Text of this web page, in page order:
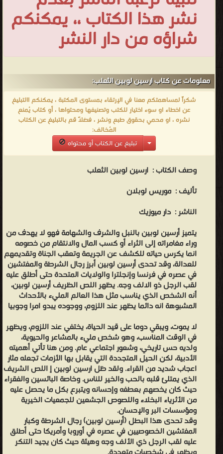
نشر هذا الكتاب ،، يمكنكم
شراؤه من دار النشر
معلومات عن كتاب ارسين لوبين الثعلب:
شكراً لمساهمتكم معنا في الإرتقاء بمستوى المكتبة ، يمكنكم االتبليغ
عن اخطاء او سوء اختيار للكتب وتصنيفها ومحتواها ، أو كتاب يُمنع
نشره ، او محمي بحقوق طبع ونشر ، فضلاً قم بالتبليغ عن الكتاب
المُخالف:
تبليغ عن الكتاب أو محتواه
وصف الكتاب : ارسين لوبين الثعلب
تأليف : موريس لوبلان
الناشر : دار ميوزيك
يتميز أرسين لوبين بالنبل والشرف والشهامة فهو لا يهدف من
وراء مغامراته إلى الثراء أو كسب المال والانتقام من خصومه
انما يكرس حياته للكشف عن الجريمة وتعقب الجناة وتقديمهم
للعدالة، وقد تحدى أرسين لوبين أبرز رجال الشرطة والمفتشين
في عصره في فرنسا وإنجلترا والولايات المتحدة حتى أطلق عليه
لقب الرجل ذو الالف وجه. يظهر اللص الظريف أرسين لوبين،
أنه الشخص الذي يناسب مثل هذا العالم المليء بالأحداث
المشبوهة انه دائما يظهر عند اللزوم، ووجوده يبدو امرا وجوبيا
لا يموت، ويبقي دوما على قيد الحياة، يختفي عند اللزوم، ويظهر
في الوقت المناسب، وهو شخص مليء بالمشاعر والحيوية،
ولديه حس تاريخي، وشعور اجتماعي عام. ومن هنا تأتي أهميته
الأدبية، لكن الحيل المتجددة التي يقابل بها الأزمات تجعله مثار
اعجاب شديد من القراء. ولقد ظل ارسين لوبين إ اللص الشريف
الذي يمتلئ قلبه بالحب والخير للناس. وخاصة البائسين والفقراء
حيث كان يخصهم بعطفه وإحسانه ويتبرع بكل ما يحصل عليه
من الأثرياء البخلاء واللصوص الجشعين للجمعيات الخيرية
ومؤسسات البر والإحسان.
وقد تحدى هذا البطل (أرسين لوبين) رجال الشرطة وكبار
المفتشين الخصوصيين في عصره في أوروبا وأمريكا حتى أطلق
عليه لقب الرجل ذي الألف وجه وهيئة حيث كان يجيد التنكر